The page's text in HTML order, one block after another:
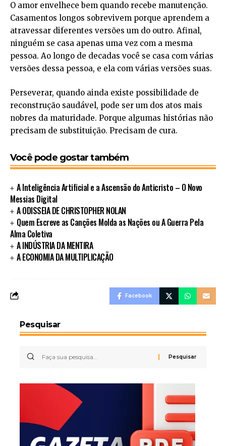
O amor envelhece bem quando recebe manutenção.
Casamentos longos sobrevivem porque aprendem a
atravessar diferentes versões um do outro. Afinal,
ninguém se casa apenas uma vez com a mesma
pessoa. Ao longo de decadas você se casa com várias
versões dessa pessoa, e ela com várias versões suas.
Perseverar, quando ainda existe possibilidade de
reconstrução saudável, pode ser um dos atos mais
nobres da maturidade. Porque algumas histórias não
precisam de substituição. Precisam de cura.
Você pode gostar também
A Inteligência Artificial e a Ascensão do Anticristo – O Novo
Messias Digital
A ODISSEIA DE CHRISTOPHER NOLAN
Quem Escreve as Canções Molda as Nações ou A Guerra Pela
Alma Coletiva
A INDÚSTRIA DA MENTIRA
A ECONOMIA DA MULTIPLICAÇÃO
Facebook
Pesquisar